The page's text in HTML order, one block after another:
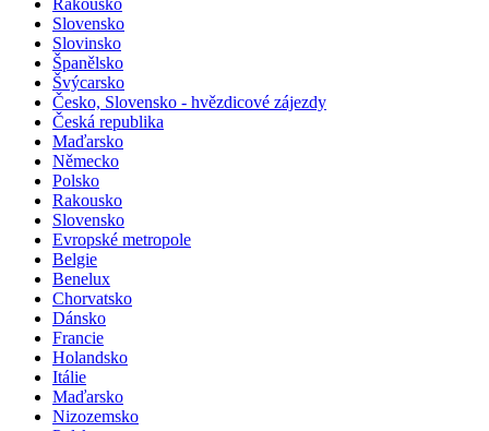
Rakousko
Slovensko
Slovinsko
Španělsko
Švýcarsko
Česko, Slovensko - hvězdicové zájezdy
Česká republika
Maďarsko
Německo
Polsko
Rakousko
Slovensko
Evropské metropole
Belgie
Benelux
Chorvatsko
Dánsko
Francie
Holandsko
Itálie
Maďarsko
Nizozemsko